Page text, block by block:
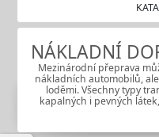
NÁKLADNÍ
Mezinárodní přeprava
nákladních automobilů,
loděmi. Všechny typy
kapalných i pevných